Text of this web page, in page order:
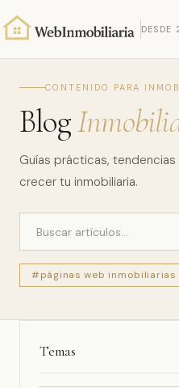
DESDE
CONTENIDO PARA
Blog
Guías prácticas,
crecer tu inmobiliaria.
#páginas web inmobiliarias
Temas